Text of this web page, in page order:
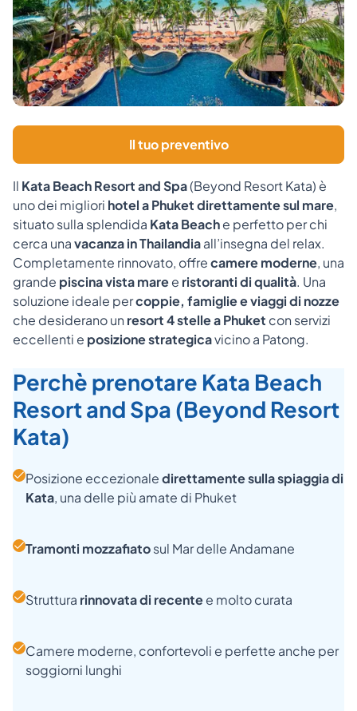
Il tuo preventivo
Il Kata Beach Resort and Spa(Beyond Resort Kata) è
uno dei migliori hotel a Phuket direttamente sul mare,
situato sulla splendida Kata Beache perfetto per chi
cerca unavacanza in Thailandiaall’insegna del relax.
Completamente rinnovato, offrecamere moderne, una
grande piscina vista maree ristoranti di qualità. Una
soluzione ideale percoppie, famiglie e viaggi di nozze
che desiderano un resort 4 stelle a Phuket con servizi
eccellenti e posizione strategicavicino a Patong.
Perchè prenotare Kata Beach
Resort and Spa (Beyond Resort
Kata)
Posizione eccezionaledirettamente sulla spiaggia di
Kata, una delle più amate di Phuket
Tramonti mozzafiatosul Mar delle Andamane
Struttura rinnovata di recentee molto curata
Camere moderne, confortevoli e perfette anche per
soggiorni lunghi